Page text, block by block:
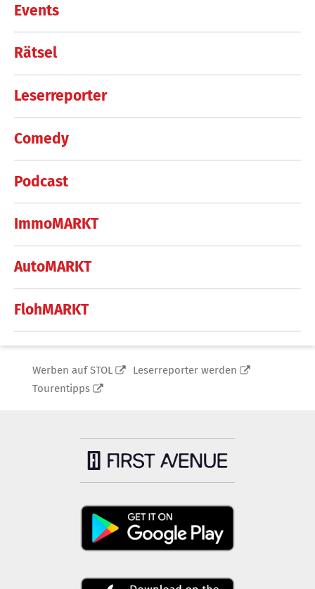
Events
Rätsel
Leserreporter
Comedy
Podcast
ImmoMARKT
AutoMARKT
FlohMARKT
Werben auf STOL
Leserreporter werden
Tourentipps